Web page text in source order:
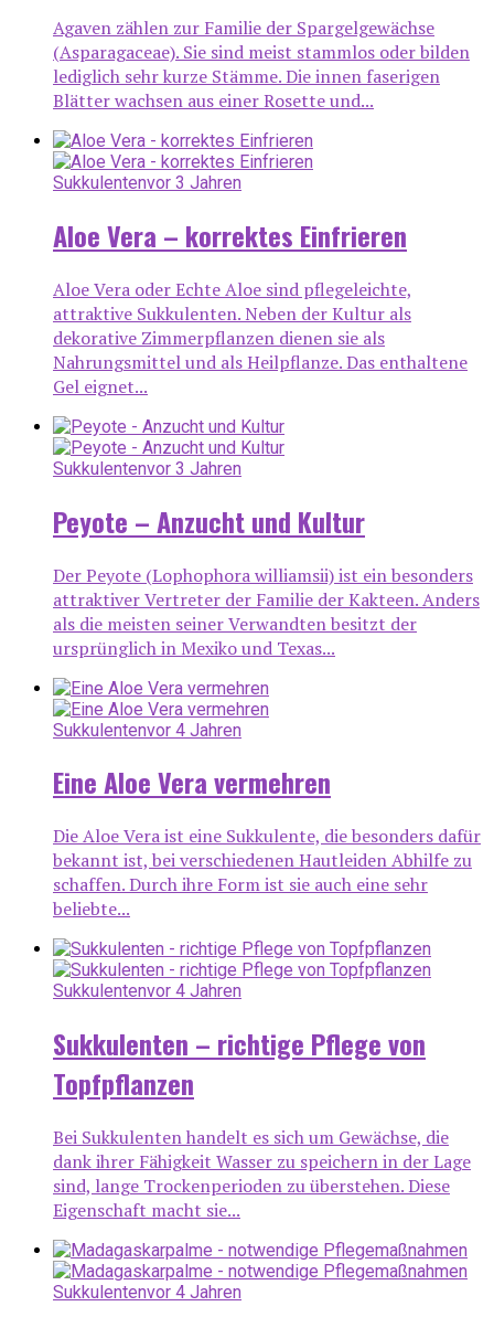
Agaven zählen zur Familie der Spargelgewächse
(Asparagaceae). Sie sind meist stammlos oder bilden
lediglich sehr kurze Stämme. Die innen faserigen
Blätter wachsen aus einer Rosette und...
Sukkulentenvor 3 Jahren
Aloe Vera – korrektes Einfrieren
Aloe Vera oder Echte Aloe sind pflegeleichte,
attraktive Sukkulenten. Neben der Kultur als
dekorative Zimmerpflanzen dienen sie als
Nahrungsmittel und als Heilpflanze. Das enthaltene
Gel eignet...
Sukkulentenvor 3 Jahren
Peyote – Anzucht und Kultur
Der Peyote (Lophophora williamsii) ist ein besonders
attraktiver Vertreter der Familie der Kakteen. Anders
als die meisten seiner Verwandten besitzt der
ursprünglich in Mexiko und Texas...
Sukkulentenvor 4 Jahren
Eine Aloe Vera vermehren
Die Aloe Vera ist eine Sukkulente, die besonders dafür
bekannt ist, bei verschiedenen Hautleiden Abhilfe zu
schaffen. Durch ihre Form ist sie auch eine sehr
beliebte...
Sukkulentenvor 4 Jahren
Sukkulenten – richtige Pflege von
Topfpflanzen
Bei Sukkulenten handelt es sich um Gewächse, die
dank ihrer Fähigkeit Wasser zu speichern in der Lage
sind, lange Trockenperioden zu überstehen. Diese
Eigenschaft macht sie...
Sukkulentenvor 4 Jahren